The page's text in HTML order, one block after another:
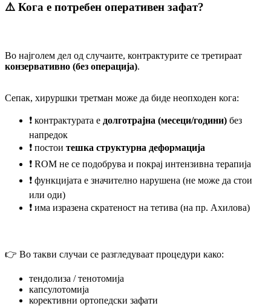
⚠️ Кога е потребен оперативен зафат?
Во најголем дел од случаите, контрактурите се третираат
конзервативно (без операција).
Сепак, хируршки третман може да биде неопходен кога:
❗ контрактурата е долготрајна (месеци/години) без
напредок
❗ постои тешка структурна деформација
❗ ROM не се подобрува и покрај интензивна терапија
❗ функцијата е значително нарушена (не може да стои
или оди)
❗ има изразена скратеност на тетива (на пр. Ахилова)
👉 Во такви случаи се разгледуваат процедури како:
тендолиза / тенотомија
капсулотомија
корективни ортопедски зафати